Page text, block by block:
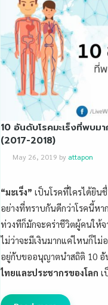
10 อันดับโรคมะเร็งที่พบม
(2017-2018)
May 26, 2019 by attapon
“มะเร็ง” เป็นโรคที่ใครได้ยิน
อย่างที่ทราบกันดีกว่าโรคนี้ห
ท่วงทีก็มักจะคร่าชีวิตผู้คนให้
ไม่ว่าจะมีเงินมากแค่ไหนก็ไ
อยู่กับขออนุญาตนำสถิติ 10
ไทยและประชากรของโลก เ